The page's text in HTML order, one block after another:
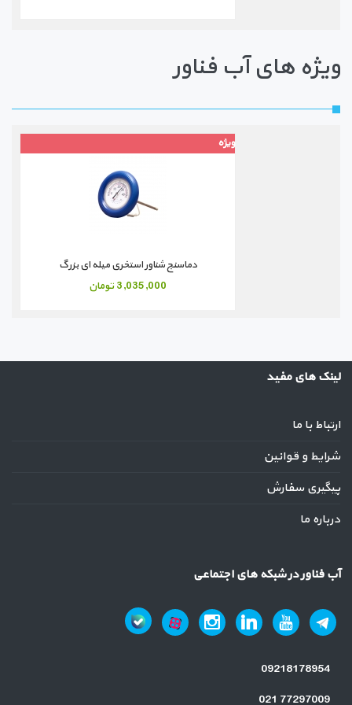
ویژه های آب فناور
ویژه
دماسنج شناور استخری استیل
1,310,000 تومان
ویژه
دماسنج شناور استخری
740,000 تومان
ویژه
دماسنج شناور استخری میله ای بزرگ
3,035,000 تومان
لینک های مفید
ارتباط با ما
شرایط و قوانین
پیگیری سفارش
درباره ما
آب فناور در شبکه های اجتماعی
09218178954
021 77297009